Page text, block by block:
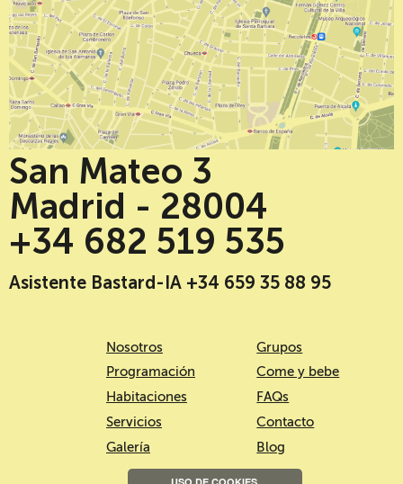
San Mateo 3
Madrid - 28004
+34 682 519 535
Asistente Bastard-IA +34 659 35 88 95
Nosotros
Programación
Habitaciones
Servicios
Galería
Grupos
Come y bebe
FAQs
Contacto
Blog